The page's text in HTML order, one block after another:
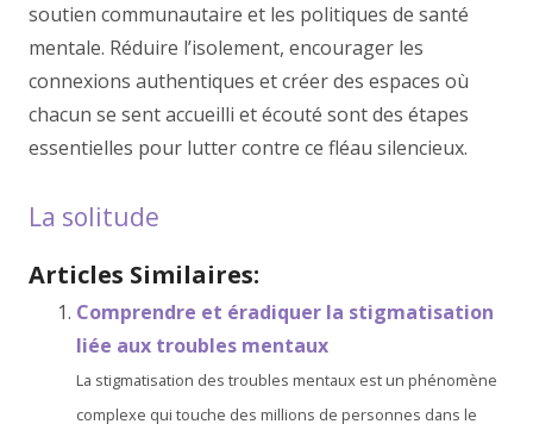
soutien communautaire et les politiques de santé
mentale. Réduire l’isolement, encourager les
connexions authentiques et créer des espaces où
chacun se sent accueilli et écouté sont des étapes
essentielles pour lutter contre ce fléau silencieux.
La solitude
Articles Similaires:
Comprendre et éradiquer la stigmatisation
liée aux troubles mentaux
La stigmatisation des troubles mentaux est un phénomène
complexe qui touche des millions de personnes dans le